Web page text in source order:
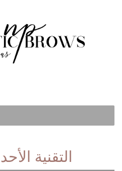
التقنية